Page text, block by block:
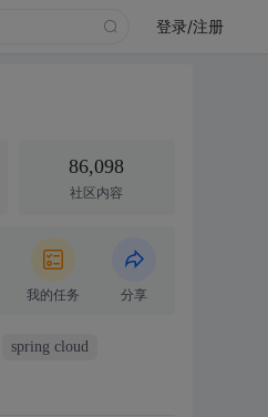
登录/注册
86,098
社区内容
我的任务 分享
spring cloud